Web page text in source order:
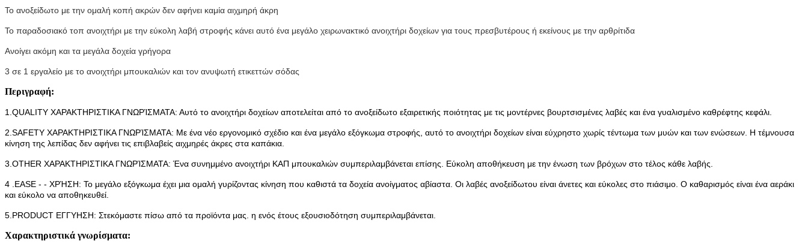
Το ανοξείδωτο με την ομαλή κοπή ακρών δεν αφήνει καμία αιχμηρή άκρη
Το παραδοσιακό τοπ ανοιχτήρι με την εύκολη λαβή στροφής κάνει αυτό ένα μεγάλο χειρωνακτικό ανοιχτήρι δοχείων για τους πρεσβυτέρους ή εκείνους με την αρθρίτιδα
Ανοίγει ακόμη και τα μεγάλα δοχεία γρήγορα
3 σε 1 εργαλείο με το ανοιχτήρι μπουκαλιών και τον ανυψωτή ετικεττών σόδας
Περιγραφή:
1.QUALITY ΧΑΡΑΚΤΗΡΙΣΤΙΚΑ ΓΝΩΡΊΣΜΑΤΑ: Αυτό το ανοιχτήρι δοχείων αποτελείται από το ανοξείδωτο εξαιρετικής ποιότητας με τις μοντέρνες βουρτσισμένες λαβές και ένα γυαλισμένο καθρέφτης κεφάλι.
2.SAFETY ΧΑΡΑΚΤΗΡΙΣΤΙΚΑ ΓΝΩΡΊΣΜΑΤΑ: Με ένα νέο εργονομικό σχέδιο και ένα μεγάλο εξόγκωμα στροφής, αυτό το ανοιχτήρι δοχείων είναι εύχρηστο χωρίς τέντωμα των μυών και των ενώσεων. Η τέμνουσα
κίνηση της λεπίδας δεν αφήνει τις επιβλαβείς αιχμηρές άκρες στα καπάκια.
3.OTHER ΧΑΡΑΚΤΗΡΙΣΤΙΚΑ ΓΝΩΡΊΣΜΑΤΑ: Ένα συνημμένο ανοιχτήρι ΚΑΠ μπουκαλιών συμπεριλαμβάνεται επίσης. Εύκολη αποθήκευση με την ένωση των βρόχων στο τέλος κάθε λαβής.
4 .EASE - - ΧΡΉΣΗ: Το μεγάλο εξόγκωμα έχει μια ομαλή γυρίζοντας κίνηση που καθιστά τα δοχεία ανοίγματος αβίαστα. Οι λαβές ανοξείδωτου είναι άνετες και εύκολες στο πιάσιμο. Ο καθαρισμός είναι ένα αεράκι
και εύκολο να αποθηκευθεί.
5.PRODUCT ΕΓΓΥΗΣΗ: Στεκόμαστε πίσω από τα προϊόντα μας. η ενός έτους εξουσιοδότηση συμπεριλαμβάνεται.
Χαρακτηριστικά γνωρίσματα: